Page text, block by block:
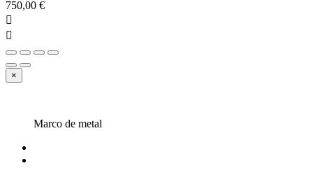
750,00 €


×
Marco de metal